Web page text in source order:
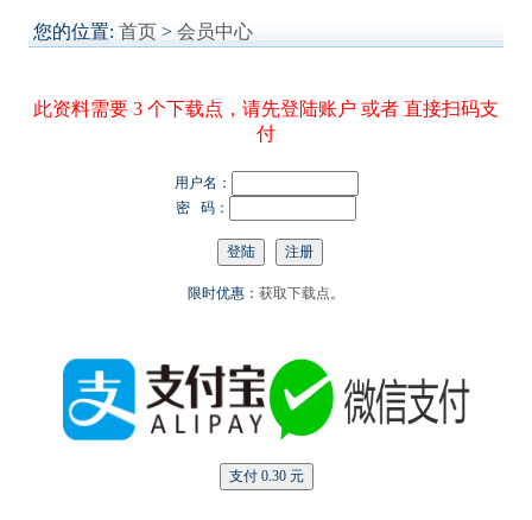
您的位置: 首页 > 会员中心
此资料需要 3 个下载点，请先登陆账户 或者 直接扫码支
付
用户名：
密 码：
限时优惠： 获取下载点。